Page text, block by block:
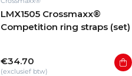
LMX1505 Crossmaxx®
Competition ring straps (set)
€34.70
(exclusief btw)